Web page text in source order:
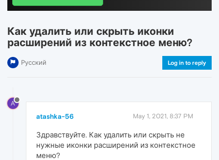
Как удалить или скрыть иконки
расширений из контекстное меню?
Русский Log in to reply
A
atashka-56 May 1, 2021, 8:37 PM
Здравствуйте. Как удалить или скрыть не
нужные иконки расширений из контекстное
меню?